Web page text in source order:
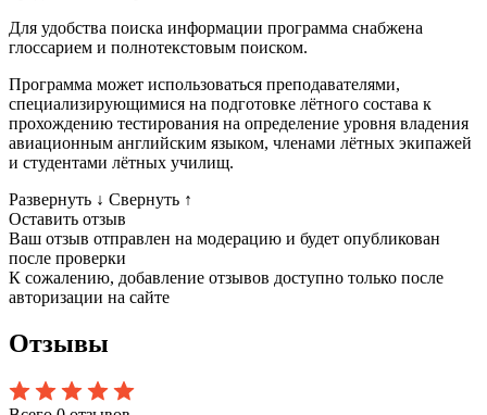
Для удобства поиска информации программа снабжена
глоссарием и полнотекстовым поиском.
Программа может использоваться преподавателями,
специализирующимися на подготовке лётного состава к
прохождению тестирования на определение уровня владения
авиационным английским языком, членами лётных экипажей
и студентами лётных училищ.
Развернуть ↓ Свернуть ↑
Оставить отзыв
Ваш отзыв отправлен на модерацию и будет опубликован
после проверки
К сожалению, добавление отзывов доступно только после
авторизации на сайте
Отзывы